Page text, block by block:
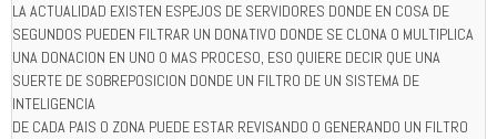
LA ACTUALIDAD EXISTEN ESPEJOS DE SERVIDORES DONDE EN COSA DE
SEGUNDOS PUEDEN FILTRAR UN DONATIVO DONDE SE CLONA O MULTIPLICA
UNA DONACION EN UNO O MAS PROCESO, ESO QUIERE DECIR QUE UNA
SUERTE DE SOBREPOSICION DONDE UN FILTRO DE UN SISTEMA DE
INTELIGENCIA
DE CADA PAIS O ZONA PUEDE ESTAR REVISANDO O GENERANDO UN FILTRO